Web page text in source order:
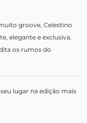
groove, Celestino
elegante e exclusiva.
os rumos do
lugar na edição mais